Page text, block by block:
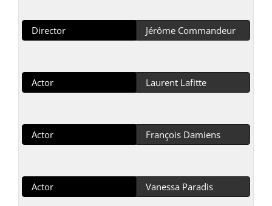
Director Jérôme Commandeur
Actor Laurent Lafitte
Actor François Damiens
Actor Vanessa Paradis